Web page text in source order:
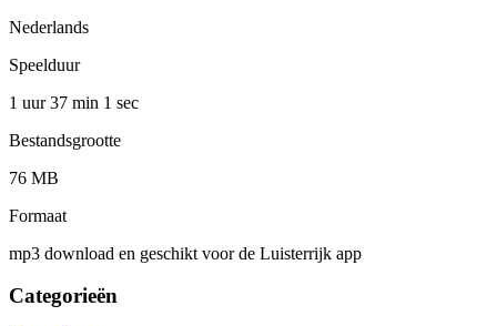
Nederlands
Speelduur
1 uur 37 min 1 sec
Bestandsgrootte
76 MB
Formaat
mp3 download en geschikt voor de Luisterrijk app
Categorieën